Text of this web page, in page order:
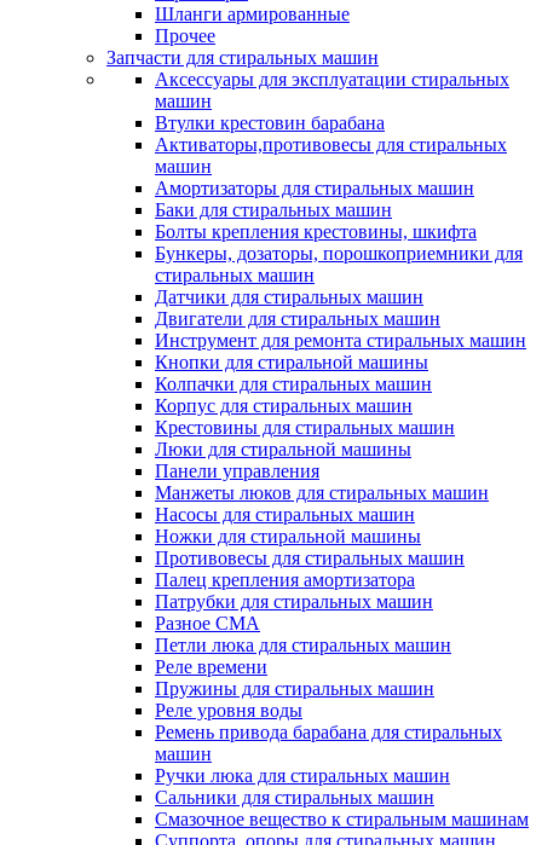
Шланги армированные
Прочее
Запчасти для стиральных машин
Аксессуары для эксплуатации стиральных
машин
Втулки крестовин барабана
Активаторы,противовесы для стиральных
машин
Амортизаторы для стиральных машин
Баки для стиральных машин
Болты крепления крестовины, шкифта
Бункеры, дозаторы, порошкоприемники для
стиральных машин
Датчики для стиральных машин
Двигатели для стиральных машин
Инструмент для ремонта стиральных машин
Кнопки для стиральной машины
Колпачки для стиральных машин
Корпус для стиральных машин
Крестовины для стиральных машин
Люки для стиральной машины
Панели управления
Манжеты люков для стиральных машин
Насосы для стиральных машин
Ножки для стиральной машины
Противовесы для стиральных машин
Палец крепления амортизатора
Патрубки для стиральных машин
Разное СМА
Петли люка для стиральных машин
Реле времени
Пружины для стиральных машин
Реле уровня воды
Ремень привода барабана для стиральных
машин
Ручки люка для стиральных машин
Сальники для стиральных машин
Смазочное вещество к стиральным машинам
Суппорта, опоры для стиральных машин